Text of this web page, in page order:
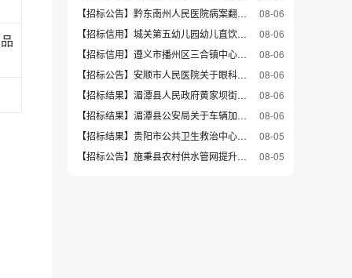
【招标公告】黔东南州人民医院病案翻拍服务采购项目采购公告
08-06
【招标信用】城关第五幼儿园幼儿直饮机采购
08-06
【招标信用】遵义市播州区三合镇中心学校采购教务、教研物资事宜
08-06
【招标公告】安顺市人民医院关于眼科眼罩的比选公告
08-06
【招标结果】湄潭县人民政府黄家坝街道办事处关于车辆维修和保养服务的定点采购馆采购项目成交公告
08-06
【招标结果】湄潭县公安局关于车辆加油服务的定点采购馆采购项目成交公告
08-06
【招标结果】贵阳市公共卫生救治中心中央空调压缩机维修服务中标（成交）结果公告
08-05
【招标公告】施秉县农村供水管网提升改造工程施工招标代理机构采购
08-05